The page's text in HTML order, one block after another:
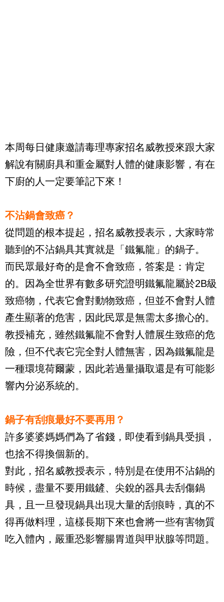
本周每日健康邀請毒理專家招名威教授來跟大家
解說有關廚具和重金屬對人體的健康影響，有在
下廚的人一定要筆記下來！
不沾鍋會致癌？
從問題的根本提起，招名威教授表示，大家時常
聽到的不沾鍋具其實就是「鐵氟龍」的鍋子。
而民眾最好奇的是會不會致癌，答案是：肯定
的。因為全世界有數多研究證明鐵氟龍屬於2B級
致癌物，代表它會對動物致癌，但並不會對人體
產生顯著的危害，因此民眾是無需太多擔心的。
教授補充，雖然鐵氟龍不會對人體展生致癌的危
險，但不代表它完全對人體無害，因為鐵氟龍是
一種環境荷爾蒙，因此若過量攝取還是有可能影
響內分泌系統的。
鍋子有刮痕最好不要再用？
許多婆婆媽媽們為了省錢，即使看到鍋具受損，
也捨不得換個新的。
對此，招名威教授表示，特別是在使用不沾鍋的
時候，盡量不要用鐵鏟、尖銳的器具去刮傷鍋
具，且一旦發現鍋具出現大量的刮痕時，真的不
得再做料理，這樣長期下來也會將一些有害物質
吃入體內，嚴重恐影響腸胃道與甲狀腺等問題。